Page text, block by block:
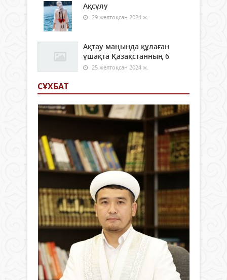
Ақсұлу
29 желтоқсан 2024 ж.
Ақтау маңында құлаған
ұшақта Қазақстанның 6
25 желтоқсан 2024 ж.
СҰХБАТ